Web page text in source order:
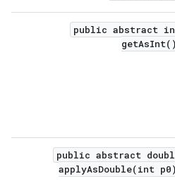
public abstract
getAsInt()
public abstract
applyAsDouble(int p0)